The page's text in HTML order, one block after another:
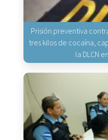
Prisión preventiva
tres kilos de cocaína,
la DLCN